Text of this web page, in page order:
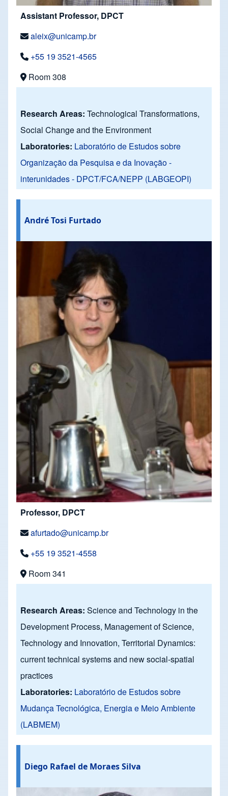
Assistant Professor, DPCT
aleix@unicamp.br
+55 19 3521-4565
Room 308
Research Areas: Technological Transformations,
Social Change and the Environment
Laboratories: Laboratório de Estudos sobre
Organização da Pesquisa e da Inovação -
interunidades - DPCT/FCA/NEPP (LABGEOPI)
André Tosi Furtado
Professor, DPCT
afurtado@unicamp.br
+55 19 3521-4558
Room 341
Research Areas: Science and Technology in the
Development Process, Management of Science,
Technology and Innovation, Territorial Dynamics:
current technical systems and new social-spatial
practices
Laboratories: Laboratório de Estudos sobre
Mudança Tecnológica, Energia e Meio Ambiente
(LABMEM)
Diego Rafael de Moraes Silva